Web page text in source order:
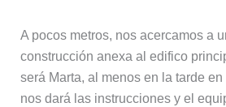
A pocos metros, nos acercamos a
construcción anexa al edifico
será Marta, al menos en la tarde
nos dará las instrucciones y el